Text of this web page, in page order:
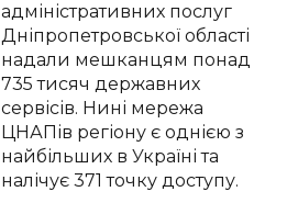
адміністративних послуг
Дніпропетровської області
надали мешканцям понад
735 тисяч державних
сервісів. Нині мережа
ЦНАПів регіону є однією з
найбільших в Україні та
налічує 371 точку доступу.